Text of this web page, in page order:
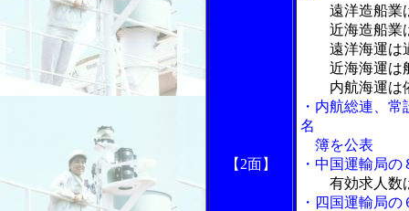
【2面】
遠洋造船業
近海造船業は
遠洋海運は
近海海運は船
内航海運は依
・内航総連、
名
簿を公表
・中国運輸局
有効求人数
・四国運輸局